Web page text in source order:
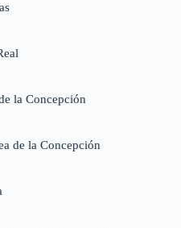
la Concepción
de la Concepción